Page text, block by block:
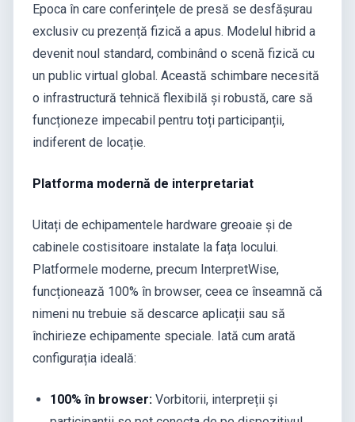
Epoca în care conferințele de presă se desfășurau
exclusiv cu prezență fizică a apus. Modelul hibrid a
devenit noul standard, combinând o scenă fizică cu
un public virtual global. Această schimbare necesită
o infrastructură tehnică flexibilă și robustă, care să
funcționeze impecabil pentru toți participanții,
indiferent de locație.
Platforma modernă de interpretariat
Uitați de echipamentele hardware greoaie și de
cabinele costisitoare instalate la fața locului.
Platformele moderne, precum InterpretWise,
funcționează 100% în browser, ceea ce înseamnă că
nimeni nu trebuie să descarce aplicații sau să
închirieze echipamente speciale. Iată cum arată
configurația ideală:
100% în browser: Vorbitorii, interpreții și